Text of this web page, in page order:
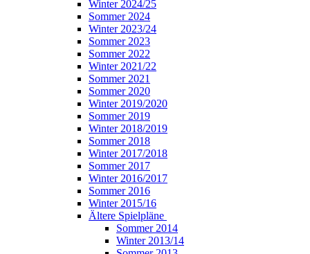
Winter 2024/25
Sommer 2024
Winter 2023/24
Sommer 2023
Sommer 2022
Winter 2021/22
Sommer 2021
Sommer 2020
Winter 2019/2020
Sommer 2019
Winter 2018/2019
Sommer 2018
Winter 2017/2018
Sommer 2017
Winter 2016/2017
Sommer 2016
Winter 2015/16
Ältere Spielpläne
Sommer 2014
Winter 2013/14